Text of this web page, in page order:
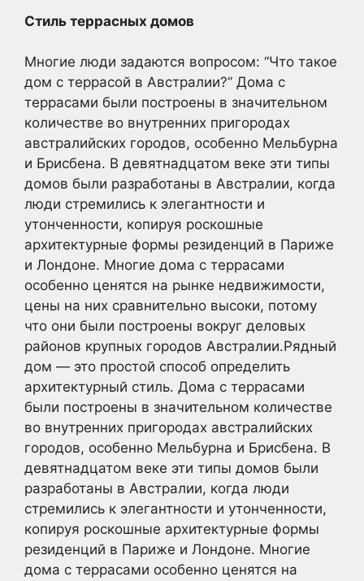
Стиль террасных домов
Многие люди задаются вопросом: “Что такое
дом с террасой в Австралии?” Дома с
террасами были построены в значительном
количестве во внутренних пригородах
австралийских городов, особенно Мельбурна
и Брисбена. В девятнадцатом веке эти типы
домов были разработаны в Австралии, когда
люди стремились к элегантности и
утонченности, копируя роскошные
архитектурные формы резиденций в Париже
и Лондоне. Многие дома с террасами
особенно ценятся на рынке недвижимости,
цены на них сравнительно высоки, потому
что они были построены вокруг деловых
районов крупных городов Австралии.Рядный
дом — это простой способ определить
архитектурный стиль. Дома с террасами
были построены в значительном количестве
во внутренних пригородах австралийских
городов, особенно Мельбурна и Брисбена. В
девятнадцатом веке эти типы домов были
разработаны в Австралии, когда люди
стремились к элегантности и утонченности,
копируя роскошные архитектурные формы
резиденций в Париже и Лондоне. Многие
дома с террасами особенно ценятся на